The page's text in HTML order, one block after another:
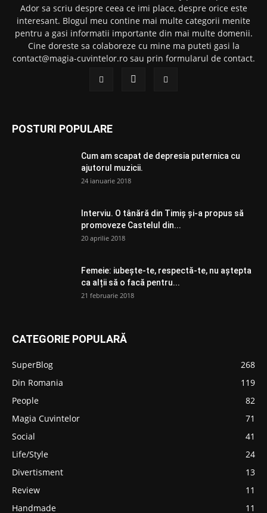
Ador sa scriu despre ceea ce imi place, despre orice este
interesant. Blogul meu contine mai multe categorii menite
pentru a gasi informatii importante din mai multe domenii.
Cine doreste sa colaboreze cu mine ma puteti gasi la
contact@magia-cuvintelor.ro sau prin formularul de contact.
POSTURI POPULARE
Cum am scapat de depresia puternica cu
ajutorul muzicii.
24 ianuarie 2018
Interviu. O tânără din Timiș și-a propus să
promoveze Castelul din...
20 aprilie 2018
Femeie: iubește-te, respectă-te, nu aștepta
ca alții să o facă pentru...
21 februarie 2018
CATEGORIE POPULARĂ
SuperBlog
268
Din Romania
119
People
82
Magia Cuvintelor
71
Social
41
Life/Style
24
Divertisment
13
Review
11
Handmade
11